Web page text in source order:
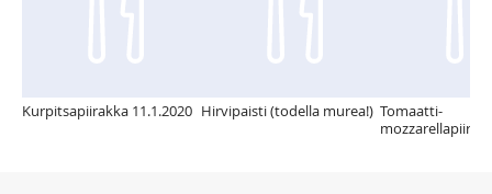
Kurpitsapiirakka 11.1.2020 Hirvipaisti (todella murea!) Tomaatti-